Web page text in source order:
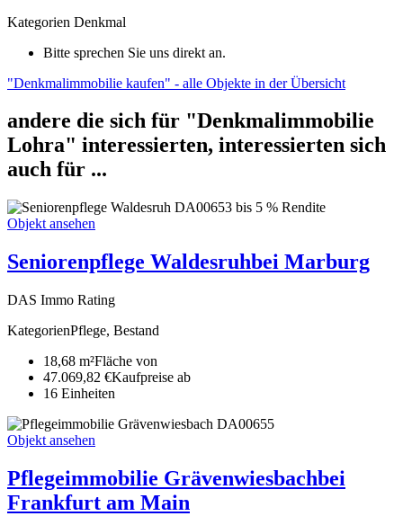
Kategorien Denkmal
Bitte sprechen Sie uns direkt an.
"Denkmalimmobilie kaufen" - alle Objekte in der Übersicht
andere die sich für "Denkmalimmobilie
Lohra" interessierten, interessierten sich
auch für ...
DA00653 bis 5 % Rendite
Objekt ansehen
Seniorenpflege Waldesruhbei Marburg
DAS Immo Rating
KategorienPflege, Bestand
18,68 m²Fläche von
47.069,82 €Kaufpreise ab
16 Ein­heiten
DA00655
Objekt ansehen
Pflegeimmobilie Grävenwiesbachbei
Frankfurt am Main